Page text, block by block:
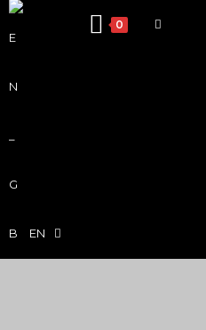
EN
0